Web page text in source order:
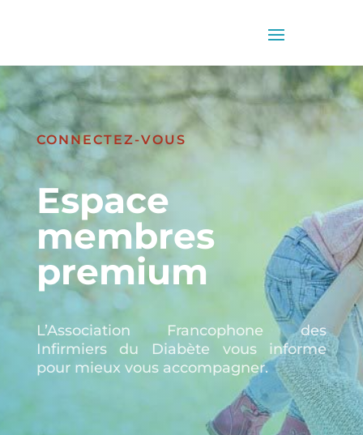
CONNECTEZ-VOUS
Espace
membres
premium
L’Association Francophone des
Infirmiers du Diabète vous informe
pour mieux vous accompagner.